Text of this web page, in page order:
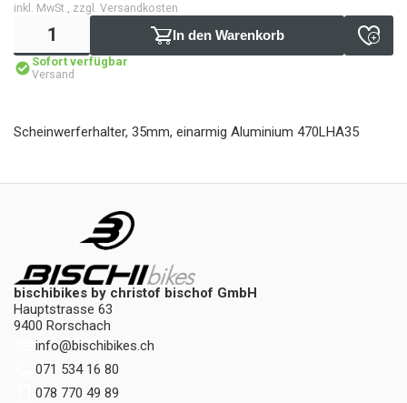
inkl. MwSt., zzgl. Versandkosten
In den Warenkorb
Sofort verfügbar
Versand
Scheinwerferhalter, 35mm, einarmig Aluminium 470LHA35
bischibikes by christof bischof GmbH
Hauptstrasse 63
9400 Rorschach
info@bischibikes.ch
071 534 16 80
078 770 49 89